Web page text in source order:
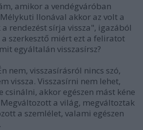
amikor a vendégváróban
Ilonával akkor az volt a
rendezést sírja vissza", igazából
szerkesztő miért ezt a feliratot
egyáltalán visszasírsz?
nem, visszasírásról nincs szó,
vissza. Visszasírni nem lehet,
csinálni, akkor egészen mást kéne
a világ, megváltoztak
a szemlélet, valami egészen